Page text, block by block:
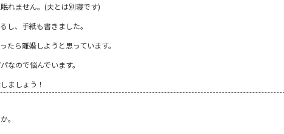
れません。(夫とは別寝です)
し、手紙も書きました。
たら離婚しようと思っています。
なので悩んでいます。
ましょう！
。